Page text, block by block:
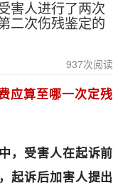
害人进行了两次
二次伤残鉴定的
937次阅读
应算至哪一次定残
，受害人在起诉前
起诉后加害人提出